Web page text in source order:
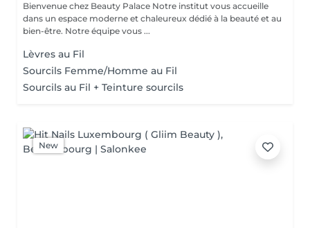
Bienvenue chez Beauty Palace Notre institut vous accueille
dans un espace moderne et chaleureux dédié à la beauté et au
bien-être. Notre équipe vous ...
Lèvres au Fil
Sourcils Femme/Homme au Fil
Sourcils au Fil + Teinture sourcils
New